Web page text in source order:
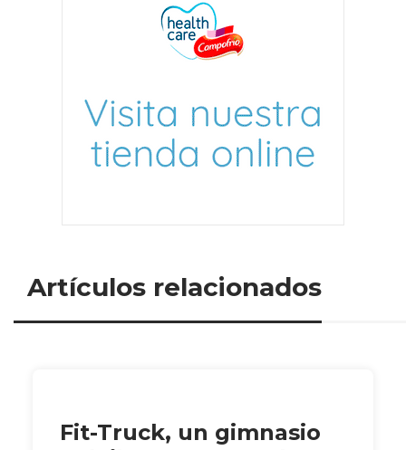
Artículos relacionados
Fit-Truck, un gimnasio